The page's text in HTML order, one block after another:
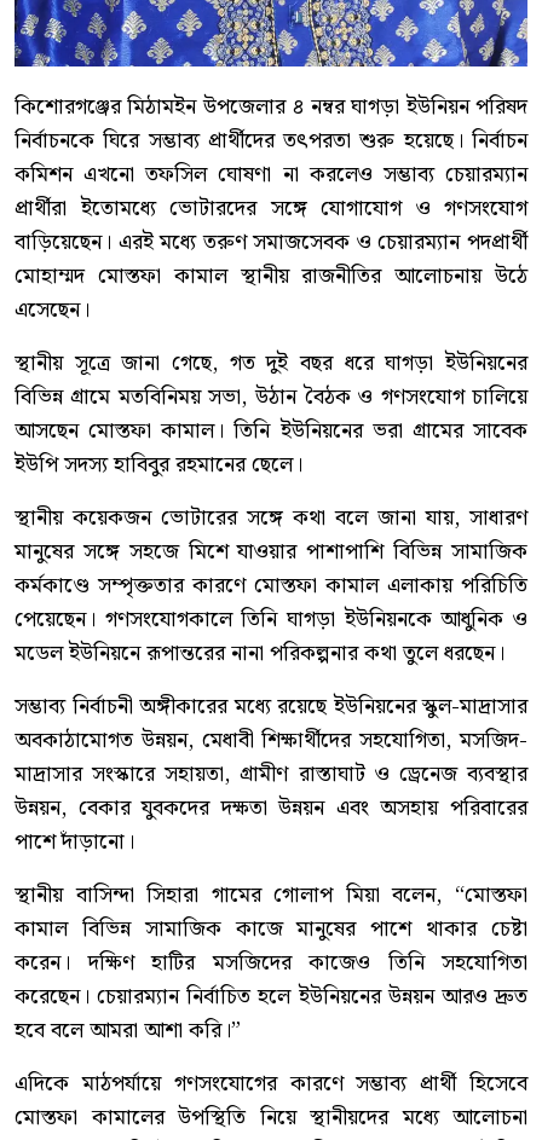
কিশোরগঞ্জের মিঠামইন উপজেলার ৪ নম্বর ঘাগড়া ইউনিয়ন পরিষদ
নির্বাচনকে ঘিরে সম্ভাব্য প্রার্থীদের তৎপরতা শুরু হয়েছে। নির্বাচন
কমিশন এখনো তফসিল ঘোষণা না করলেও সম্ভাব্য চেয়ারম্যান
প্রার্থীরা ইতোমধ্যে ভোটারদের সঙ্গে যোগাযোগ ও গণসংযোগ
বাড়িয়েছেন। এরই মধ্যে তরুণ সমাজসেবক ও চেয়ারম্যান পদপ্রার্থী
মোহাম্মদ মোস্তফা কামাল স্থানীয় রাজনীতির আলোচনায় উঠে
এসেছেন।
স্থানীয় সূত্রে জানা গেছে, গত দুই বছর ধরে ঘাগড়া ইউনিয়নের
বিভিন্ন গ্রামে মতবিনিময় সভা, উঠান বৈঠক ও গণসংযোগ চালিয়ে
আসছেন মোস্তফা কামাল। তিনি ইউনিয়নের ভরা গ্রামের সাবেক
ইউপি সদস্য হাবিবুর রহমানের ছেলে।
স্থানীয় কয়েকজন ভোটারের সঙ্গে কথা বলে জানা যায়, সাধারণ
মানুষের সঙ্গে সহজে মিশে যাওয়ার পাশাপাশি বিভিন্ন সামাজিক
কর্মকাণ্ডে সম্পৃক্ততার কারণে মোস্তফা কামাল এলাকায় পরিচিতি
পেয়েছেন। গণসংযোগকালে তিনি ঘাগড়া ইউনিয়নকে আধুনিক ও
মডেল ইউনিয়নে রূপান্তরের নানা পরিকল্পনার কথা তুলে ধরছেন।
সম্ভাব্য নির্বাচনী অঙ্গীকারের মধ্যে রয়েছে ইউনিয়নের স্কুল-মাদ্রাসার
অবকাঠামোগত উন্নয়ন, মেধাবী শিক্ষার্থীদের সহযোগিতা, মসজিদ-
মাদ্রাসার সংস্কারে সহায়তা, গ্রামীণ রাস্তাঘাট ও ড্রেনেজ ব্যবস্থার
উন্নয়ন, বেকার যুবকদের দক্ষতা উন্নয়ন এবং অসহায় পরিবারের
পাশে দাঁড়ানো।
স্থানীয় বাসিন্দা সিহারা গামের গোলাপ মিয়া বলেন, “মোস্তফা
কামাল বিভিন্ন সামাজিক কাজে মানুষের পাশে থাকার চেষ্টা
করেন। দক্ষিণ হাটির মসজিদের কাজেও তিনি সহযোগিতা
করেছেন। চেয়ারম্যান নির্বাচিত হলে ইউনিয়নের উন্নয়ন আরও দ্রুত
হবে বলে আমরা আশা করি।”
এদিকে মাঠপর্যায়ে গণসংযোগের কারণে সম্ভাব্য প্রার্থী হিসেবে
মোস্তফা কামালের উপস্থিতি নিয়ে স্থানীয়দের মধ্যে আলোচনা